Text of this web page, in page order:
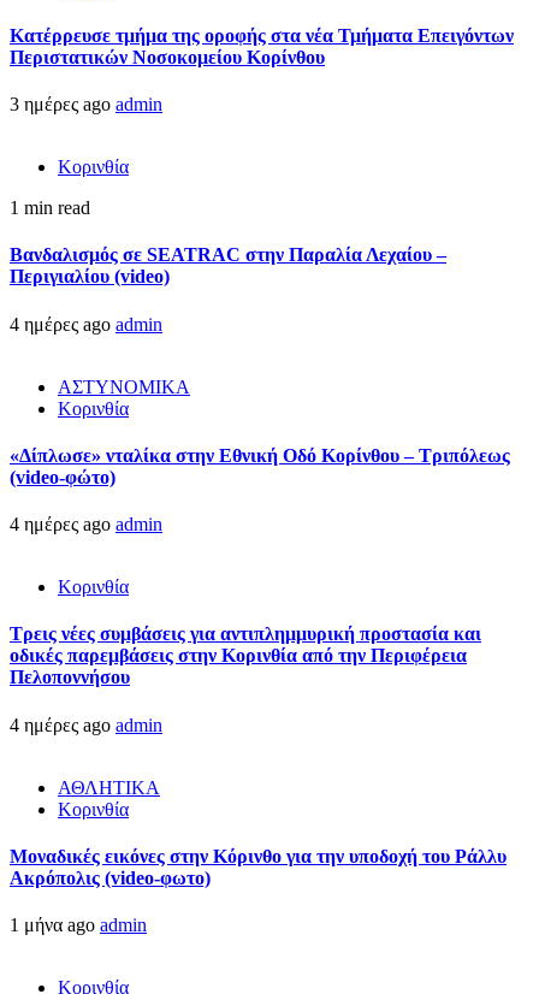
Kατέρρευσε τμήμα της οροφής στα νέα Τμήματα Επειγόντων
Περιστατικών Νοσοκομείου Κορίνθου
3 ημέρες ago admin
Κορινθία
1 min read
Βανδαλισμός σε SEATRAC στην Παραλία Λεχαίου –
Περιγιαλίου (video)
4 ημέρες ago admin
ΑΣΤΥΝΟΜΙΚΑ
Κορινθία
«Δίπλωσε» νταλίκα στην Εθνική Oδό Κορίνθου – Τριπόλεως
(video-φώτο)
4 ημέρες ago admin
Κορινθία
Τρεις νέες συμβάσεις για αντιπλημμυρική προστασία και
οδικές παρεμβάσεις στην Κορινθία από την Περιφέρεια
Πελοποννήσου
4 ημέρες ago admin
ΑΘΛΗΤΙΚΑ
Κορινθία
Μοναδικές εικόνες στην Κόρινθο για την υποδοχή του Ράλλυ
Ακρόπολις (video-φωτο)
1 μήνα ago admin
Κορινθία